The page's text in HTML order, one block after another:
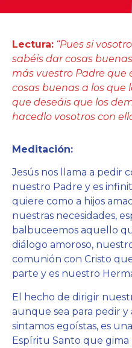
Lectura: “Pues si
sabéis dar cosas
más vuestro Padre que
cosas buenas a los que
que deseáis que los
hacedlo vosotros con
Meditación:
Jesús nos llama a pedir
nuestro Padre y es
quiere como a hijos
nuestras necesidades,
balbuceemos aquello
diálogo amoroso,
comunión con Cristo
parte y es nuestro
El hecho de dirigir
aunque sea para pedir y
sintamos egoístas, es
Espíritu Santo que gima